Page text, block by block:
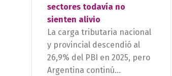
sectores todavía no
sienten alivio
La carga tributaria nacional
y provincial descendió al
26,9% del PBI en 2025, pero
Argentina continú...